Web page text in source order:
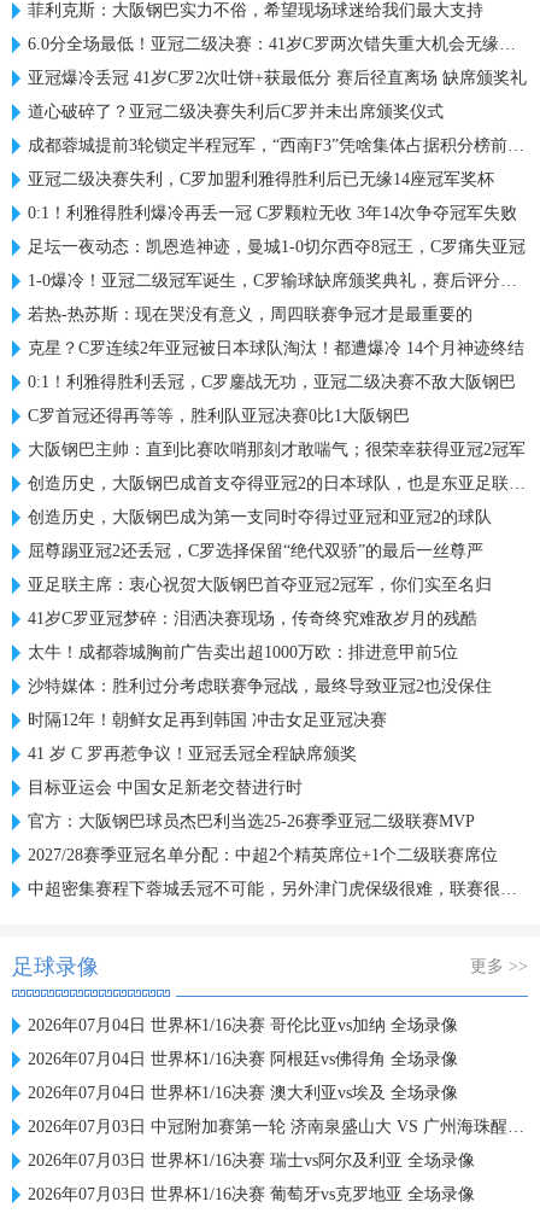
菲利克斯：大阪钢巴实力不俗，希望现场球迷给我们最大支持
6.0分全场最低！亚冠二级决赛：41岁C罗两次错失重大机会无缘首冠
亚冠爆冷丢冠 41岁C罗2次吐饼+获最低分 赛后径直离场 缺席颁奖礼
道心破碎了？亚冠二级决赛失利后C罗并未出席颁奖仪式
成都蓉城提前3轮锁定半程冠军，“西南F3”凭啥集体占据积分榜前三？
亚冠二级决赛失利，C罗加盟利雅得胜利后已无缘14座冠军奖杯
0:1！利雅得胜利爆冷再丢一冠 C罗颗粒无收 3年14次争夺冠军失败
足坛一夜动态：凯恩造神迹，曼城1-0切尔西夺8冠王，C罗痛失亚冠
1-0爆冷！亚冠二级冠军诞生，C罗输球缺席颁奖典礼，赛后评分出炉
若热-热苏斯：现在哭没有意义，周四联赛争冠才是最重要的
克星？C罗连续2年亚冠被日本球队淘汰！都遭爆冷 14个月神迹终结
0:1！利雅得胜利丢冠，C罗鏖战无功，亚冠二级决赛不敌大阪钢巴
C罗首冠还得再等等，胜利队亚冠决赛0比1大阪钢巴
大阪钢巴主帅：直到比赛吹哨那刻才敢喘气；很荣幸获得亚冠2冠军
创造历史，大阪钢巴成首支夺得亚冠2的日本球队，也是东亚足联首队
创造历史，大阪钢巴成为第一支同时夺得过亚冠和亚冠2的球队
屈尊踢亚冠2还丢冠，C罗选择保留“绝代双骄”的最后一丝尊严
亚足联主席：衷心祝贺大阪钢巴首夺亚冠2冠军，你们实至名归
41岁C罗亚冠梦碎：泪洒决赛现场，传奇终究难敌岁月的残酷
太牛！成都蓉城胸前广告卖出超1000万欧：排进意甲前5位
沙特媒体：胜利过分考虑联赛争冠战，最终导致亚冠2也没保住
时隔12年！朝鲜女足再到韩国 冲击女足亚冠决赛
41 岁 C 罗再惹争议！亚冠丢冠全程缺席颁奖
目标亚运会 中国女足新老交替进行时
官方：大阪钢巴球员杰巴利当选25-26赛季亚冠二级联赛MVP
2027/28赛季亚冠名单分配：中超2个精英席位+1个二级联赛席位
中超密集赛程下蓉城丢冠不可能，另外津门虎保级很难，联赛很无聊
足球录像 更多 >>
2026年07月04日 世界杯1/16决赛 哥伦比亚vs加纳 全场录像
2026年07月04日 世界杯1/16决赛 阿根廷vs佛得角 全场录像
2026年07月04日 世界杯1/16决赛 澳大利亚vs埃及 全场录像
2026年07月03日 中冠附加赛第一轮 济南泉盛山大 VS 广州海珠醒派 全场录像
2026年07月03日 世界杯1/16决赛 瑞士vs阿尔及利亚 全场录像
2026年07月03日 世界杯1/16决赛 葡萄牙vs克罗地亚 全场录像